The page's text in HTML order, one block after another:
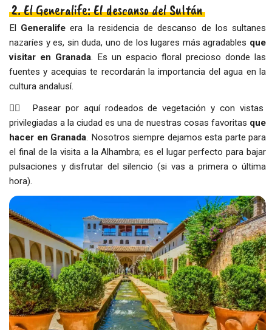
2. El Generalife: El descanso del Sultán
El Generalife era la residencia de descanso de los sultanes
nazaríes y es, sin duda, uno de los lugares más agradables que
visitar en Granada . Es un espacio floral precioso donde las
fuentes y acequias te recordarán la importancia del agua en la
cultura andalusí.
👉🏻
Pasear por aquí rodeados de vegetación y con vistas
privilegiadas a la ciudad es una de nuestras cosas favoritas que
hacer en Granada . Nosotros siempre dejamos esta parte para
el final de la visita a la Alhambra; es el lugar perfecto para bajar
pulsaciones y disfrutar del silencio (si vas a primera o última
hora).